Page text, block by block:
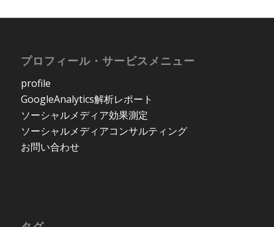
プロフィール・サービスメニュー
profile
GoogleAnalytics解析レポート
ソーシャルメディア効果測定
ソーシャルメディアコンサルティング
お問い合わせ